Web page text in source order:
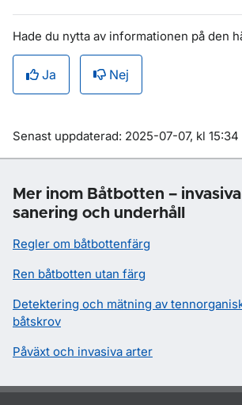
Hade du nytta av informationen på den
Ja Nej
Om sidan
Senast uppdaterad: 2025-07-07, kl 15:34
Mer inom Båtbotten –
sanering och underhåll
Regler om båtbottenfärg
Ren båtbotten utan färg
Detektering och mätning av
båtskrov
Påväxt och invasiva arter